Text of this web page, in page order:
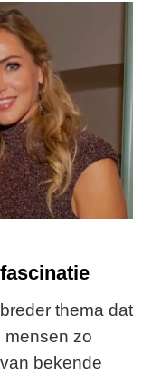
thema dat
mensen zo
bekende